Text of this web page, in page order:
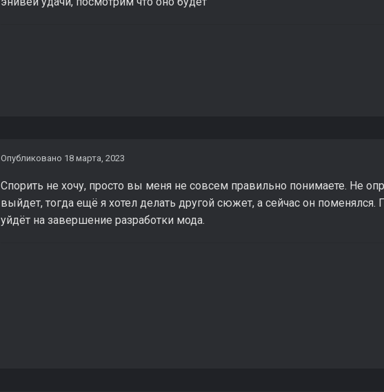
Опубликовано 18 марта, 2023
Спорить не хочу, просто вы меня не совсем правильно понимаете. Не
выйдет, тогда ещё я хотел делать другой сюжет, а сейчас он
уйдёт на завершение разработки мода.